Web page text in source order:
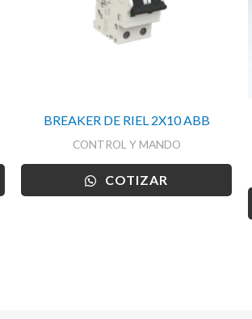
BREAKER DE RIEL 2X10 ABB
CONTROL Y MANDO
COTIZAR